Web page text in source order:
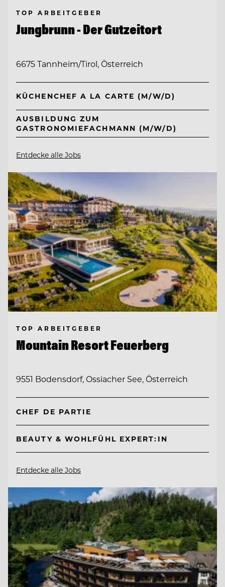
TOP ARBEITGEBER
Jungbrunn - Der Gutzeitort
6675 Tannheim/Tirol, Österreich
KÜCHENCHEF A LA CARTE (M/W/D)
AUSBILDUNG ZUM
GASTRONOMIEFACHMANN (M/W/D)
Entdecke alle Jobs
TOP ARBEITGEBER
Mountain Resort Feuerberg
9551 Bodensdorf, Ossiacher See, Österreich
CHEF DE PARTIE
BEAUTY & WOHLFÜHL EXPERT:IN
Entdecke alle Jobs